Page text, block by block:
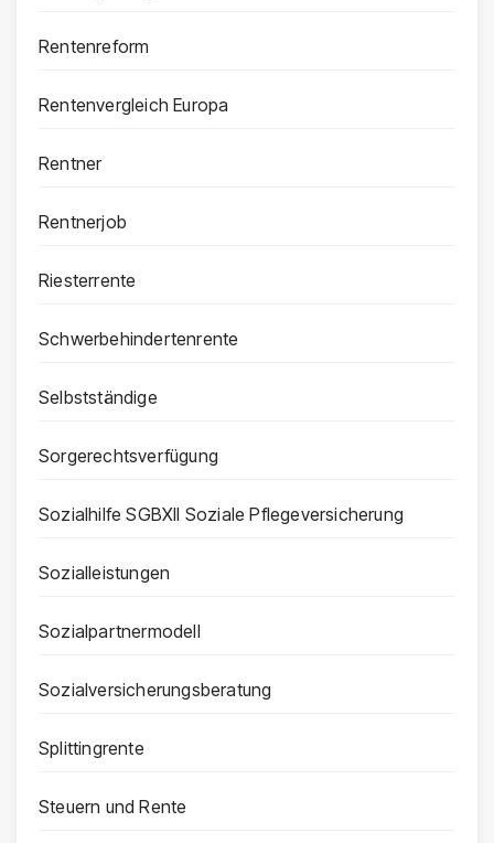
Rentenreform
Rentenvergleich Europa
Rentner
Rentnerjob
Riesterrente
Schwerbehindertenrente
Selbstständige
Sorgerechtsverfügung
Sozialhilfe SGBXII Soziale Pflegeversicherung
Sozialleistungen
Sozialpartnermodell
Sozialversicherungsberatung
Splittingrente
Steuern und Rente